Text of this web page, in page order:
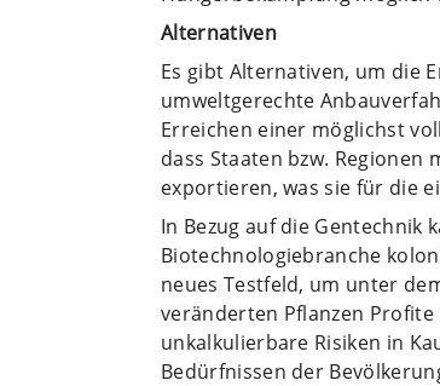
Alternativen
Es gibt Alternativen, um die
umweltgerechte
Erreichen einer möglichst
dass Staaten bzw.
exportieren, was sie für die
In Bezug auf die Gentechnik
Biotechnologiebranche
neues Testfeld, um unter
veränderten Pflanzen
unkalkulierbare Risiken in
Bedürfnissen der